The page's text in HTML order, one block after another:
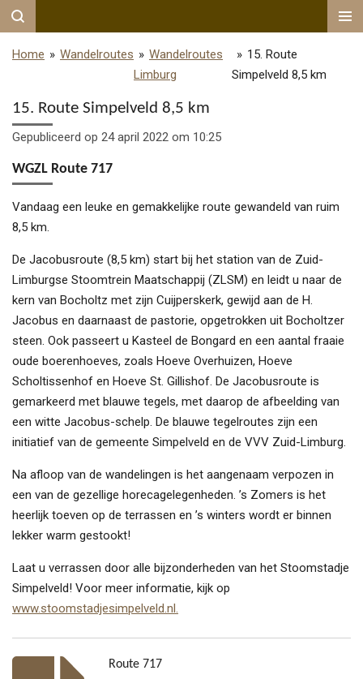
Ga
naar
Home » Wandelroutes » Wandelroutes
Limburg
» 15. Route
Simpelveld 8,5 km
15. Route Simpelveld 8,5 km
Gepubliceerd op 24 april 2022 om 10:25
WGZL Route 717
Vandaag een leuke en gemakkelijke route gewandeld van ruim
8,5 km.
De Jacobusroute (8,5 km) start bij het station van de Zuid-
Limburgse Stoomtrein Maatschappij (ZLSM) en leidt u naar de
kern van Bocholtz met zijn Cuijperskerk, gewijd aan de H.
Jacobus en daarnaast de pastorie, opgetrokken uit Bocholtzer
steen. Ook passeert u Kasteel de Bongard en een aantal fraaie
oude boerenhoeves, zoals Hoeve Overhuizen, Hoeve
Scholtissenhof en Hoeve St. Gillishof. De Jacobusroute is
gemarkeerd met blauwe tegels, met daarop de afbeelding van
een witte Jacobus-schelp. De blauwe tegelroutes zijn een
initiatief van de gemeente Simpelveld en de VVV Zuid-Limburg.
Na afloop van de wandelingen is het aangenaam verpozen in
een van de gezellige horecagelegenheden. ’s Zomers is het
heerlijk toeven op de terrassen en ’s winters wordt er binnen
lekker warm gestookt!
Laat u verrassen door alle bijzonderheden van het Stoomstadje
Simpelveld! Voor meer informatie, kijk op
www.stoomstadjesimpelveld.nl.
Route 717